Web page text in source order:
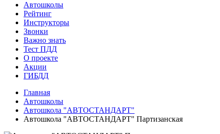
Автошколы
Рейтинг
Инструкторы
Звонки
Важно знать
Тест ПДД
О проекте
Акции
ГИБДД
Главная
Автошколы
Автошкола "АВТОСТАНДАРТ"
Автошкола "АВТОСТАНДАРТ" Партизанская